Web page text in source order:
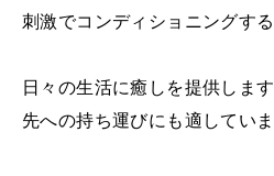
刺激でコンディショニングす
日々の生活に癒しを提供しま
先への持ち運びにも適していま